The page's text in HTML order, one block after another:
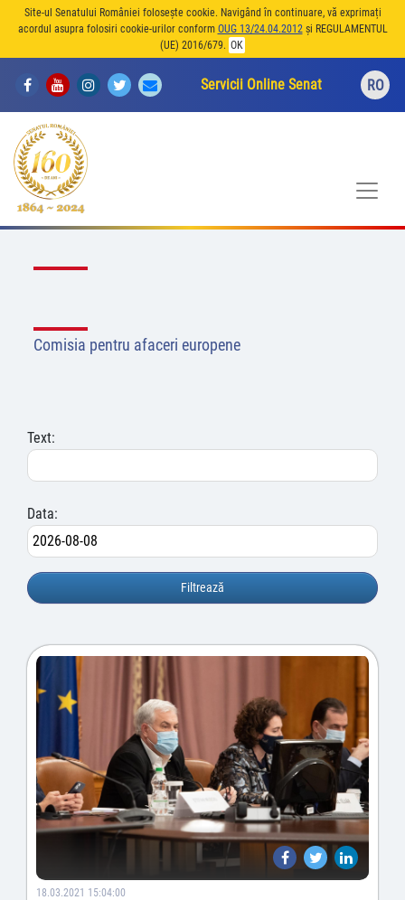
Site-ul Senatului României folosește cookie. Navigând în continuare, vă exprimați
acordul asupra folosiri cookie-urilor conform OUG 13/24.04.2012și REGULAMENTUL
(UE) 2016/679. OK
Servicii Online Senat RO
Comisia pentru afaceri europene
Text:
Data:
18.03.2021 15:04:00